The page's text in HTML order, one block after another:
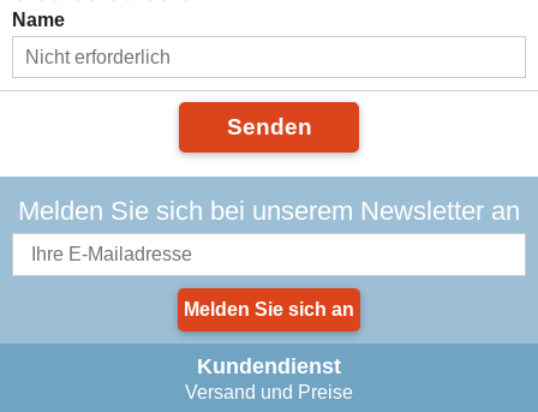
Name
Senden
Melden Sie sich bei unserem Newsletter an
Melden Sie sich an
Kundendienst
Versand und Preise